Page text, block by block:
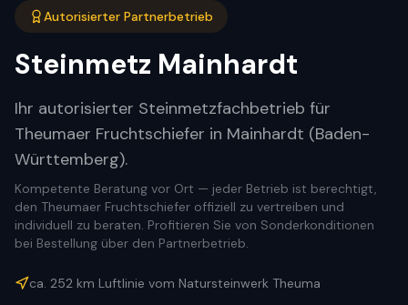
Autorisierter Partnerbetrieb
Steinmetz Mainhardt
Ihr autorisierter Steinmetzfachbetrieb für
Theumaer Fruchtschiefer in Mainhardt (Baden-
Württemberg).
Kompetente Beratung vor Ort — jeder Betrieb ist berechtigt,
den Theumaer Fruchtschiefer offiziell zu vertreiben und
individuell zu beraten. Profitieren Sie von Sonderkonditionen
bei Bestellung über den Partnerbetrieb.
ca. 252 km Luftlinie vom Natursteinwerk Theuma